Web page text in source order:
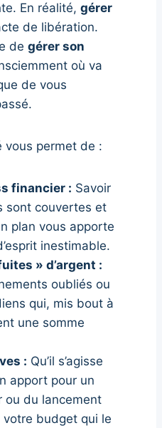
En réalité, gérer
de libération.
de gérer son
où va
de vous
vous permet de :
financier : Savoir
sont couvertes et
plan vous apporte
inestimable.
» d’argent :
oubliés ou
qui, mis bout à
une somme
: Qu’il s’agisse
apport pour un
ou du lancement
votre budget qui le